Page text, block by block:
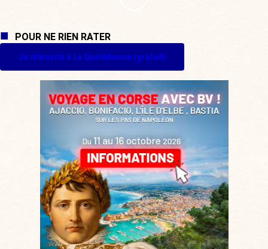
POUR NE RIEN RATER
Je m'inscris à La Quotidienne (gratuit)